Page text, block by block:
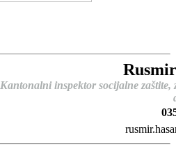
Kantonalni inspektor socijalne zaštite,